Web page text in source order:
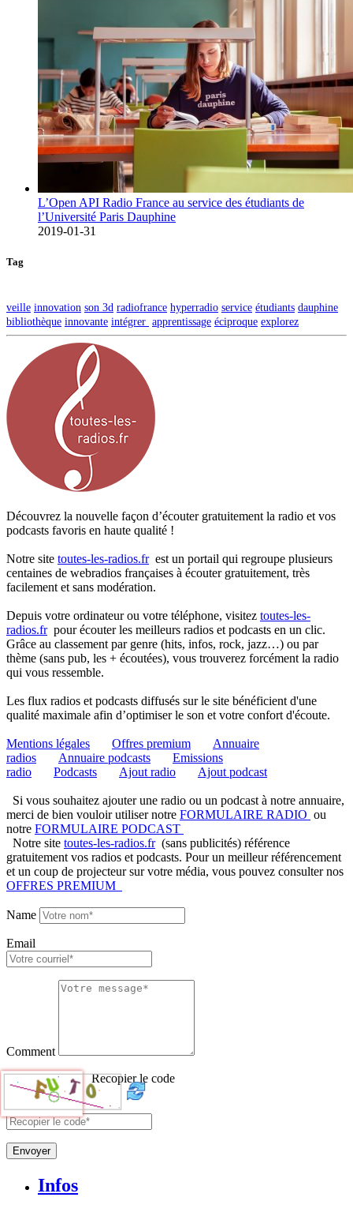
L’Open API Radio France au service des étudiants de
l’Université Paris Dauphine
2019-01-31
Tag
veille innovation son 3d radiofrance hyperradio service étudiants dauphine
bibliothèque innovante intégrer apprentissage éciproque explorez
Découvrez la nouvelle façon d’écouter gratuitement la radio et vos
podcasts favoris en haute qualité !
Notre site toutes-les-radios.frest un portail qui regroupe plusieurs
centaines de webradios françaises à écouter gratuitement, très
facilement et sans modération.
Depuis votre ordinateur ou votre téléphone, visitez toutes-les-
radios.frpour écouter les meilleurs radios et podcasts en un clic.
Grâce au classement par genre (hits, infos, rock, jazz…) ou par
thème (sans pub, les + écoutées), vous trouverez forcément la radio
qui vous ressemble.
Les flux radios et podcasts diffusés sur le site bénéficient d'une
qualité maximale afin d’optimiser le son et votre confort d'écoute.
Mentions légales Offres premium
Annuaire
radios
Annuaire podcasts
Emissions
radio
Podcasts Ajout radio Ajout podcast
Si vous souhaitez ajouter une radio ou un podcast à notre annuaire,
merci de bien vouloir utiliser notre FORMULAIRE RADIO ou
notre FORMULAIRE PODCAST
Notre site toutes-les-radios.fr(sans publicités) référence
gratuitement vos radios et podcasts. Pour un meilleur référencement
et un coup de projecteur sur votre média, vous pouvez consulter nos
OFFRES PREMIUM
Name
Email
Comment
Recopier le code
Envoyer
Infos